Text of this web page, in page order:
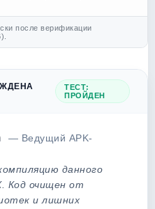
после верификации
ТЕСТ:
ПРОЙДЕН
— Ведущий APK-
данного
Код очищен от
и лишних